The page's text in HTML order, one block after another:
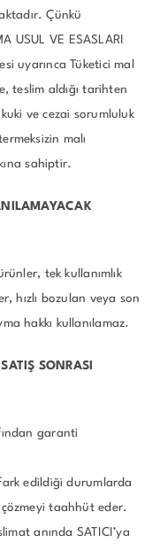
Çünkü
USUL VE ESASLARI
uyarınca Tüketici mal
teslim aldığı tarihten
ve cezai sorumluluk
malı
sahiptir.
tek kullanımlık
hızlı bozulan veya son
hakkı kullanılamaz.
SONRASI
garanti
edildiği durumlarda
taahhüt eder.
anında SATICI’ya